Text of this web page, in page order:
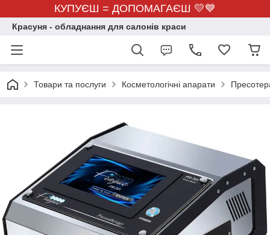
КУПУЄШ = ДОПОМАГАЄШ 💛💙
Красуня - обладнання для салонів краси
Товари та послуги Косметологічні апарати